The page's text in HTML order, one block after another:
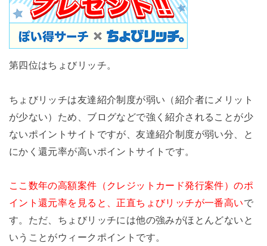
第四位はちょびリッチ。
ちょびリッチは友達紹介制度が弱い（紹介者にメリット
が少ない）ため、ブログなどで強く紹介されることが少
ないポイントサイトですが、友達紹介制度が弱い分、と
にかく還元率が高いポイントサイトです。
ここ数年の高額案件（クレジットカード発行案件）のポ
イント還元率を見ると、正直ちょびリッチが一番高いで
す。ただ、ちょびリッチには他の強みがほとんどないと
いうことがウィークポイントです。